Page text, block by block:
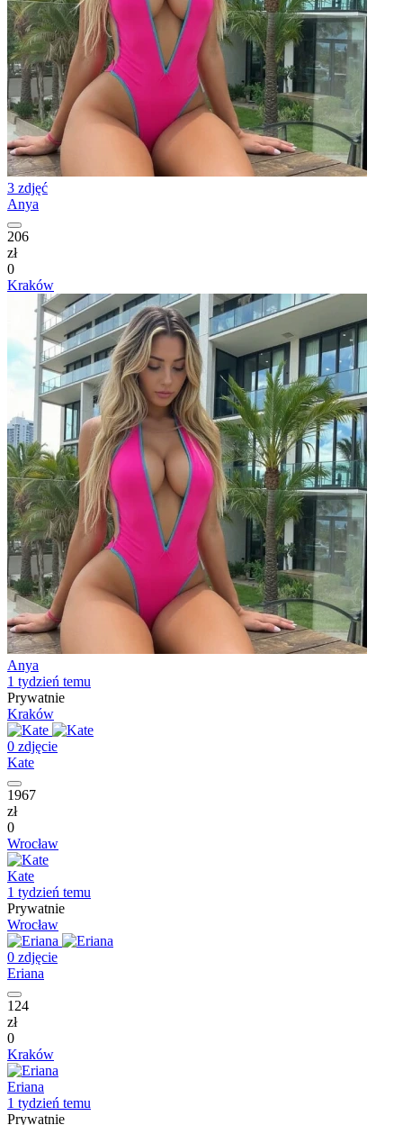
3 zdjęć
Anya
206
zł
0
Kraków
Anya
1 tydzień temu
Prywatnie
Kraków
0 zdjęcie
Kate
1967
zł
0
Wrocław
Kate
1 tydzień temu
Prywatnie
Wrocław
0 zdjęcie
Eriana
124
zł
0
Kraków
Eriana
1 tydzień temu
Prywatnie